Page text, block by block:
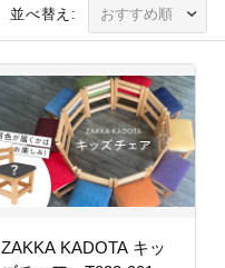
並べ替え:
ZAKKA KADOTA キッ